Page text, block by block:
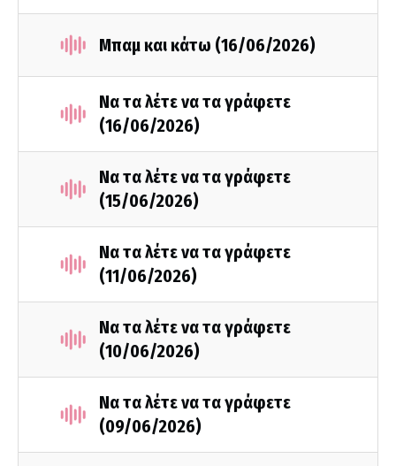
Μπαμ και κάτω (16/06/2026)
Να τα λέτε να τα γράφετε
(16/06/2026)
Να τα λέτε να τα γράφετε
(15/06/2026)
Να τα λέτε να τα γράφετε
(11/06/2026)
Να τα λέτε να τα γράφετε
(10/06/2026)
Να τα λέτε να τα γράφετε
(09/06/2026)